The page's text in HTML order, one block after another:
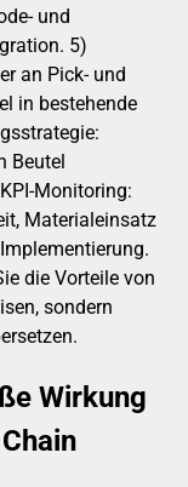
und
5)
an Pick- und
in bestehende
Beutel
Monitoring:
Materialeinsatz
die Vorteile von
sondern
Wirkung